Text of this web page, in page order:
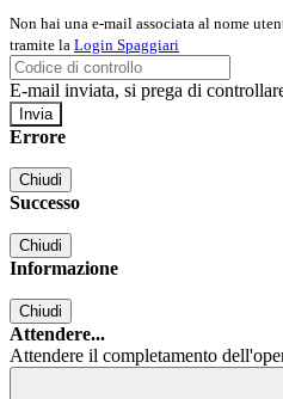
Non hai una e-mail associata al nome
tramite la Login Spaggiari
E-mail inviata, si prega di
Errore
Chiudi
Successo
Chiudi
Informazione
Chiudi
Attendere...
Attendere il completamento